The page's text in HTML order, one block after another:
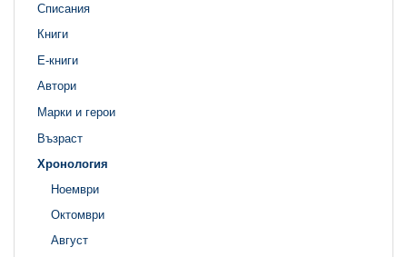
Списания
Книги
Е-книги
Автори
Марки и герои
Възраст
Хронология
Ноември
Октомври
Август